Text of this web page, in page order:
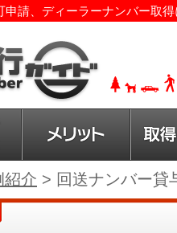
申請、ディーラーナンバー取
紹介 > 回送ナンバー貸